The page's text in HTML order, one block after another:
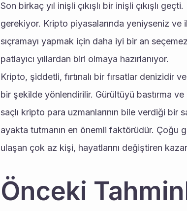
Son birkaç yıl inişli çıkışlı bir inişli çıkışlı
gerekiyor. Kripto piyasalarında yeniyseniz ve
sıçramayı yapmak için daha iyi bir an
patlayıcı yıllardan biri olmaya hazırlanıyor.
Kripto, şiddetli, fırtınalı bir fırsatlar denizidir
bir şekilde yönlendirilir. Gürültüyü bastırma
saçlı kripto para uzmanlarının bile verdiği bir
ayakta tutmanın en önemli faktörüdür. Çoğu
ulaşan çok az kişi, hayatlarını değiştiren
Önceki